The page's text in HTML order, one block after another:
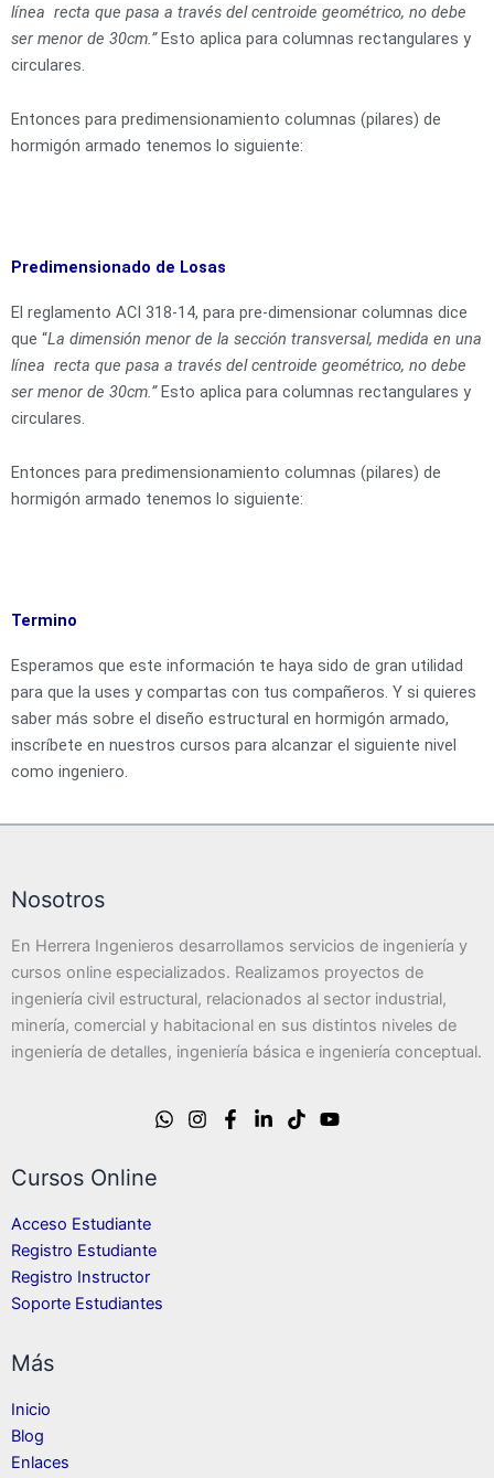
línea recta que pasa a través delcentroide geométrico, no debe
ser menor de 30cm.”Esto aplica para columnas rectangulares y
circulares.
Entonces para predimensionamiento columnas (pilares) de
hormigón armado tenemos lo siguiente:
Predimensionado de Losas
El reglamento ACI 318-14, para pre-dimensionar columnas dice
que “La dimensión menor de la sección transversal, medida en una
línea recta que pasa a través delcentroide geométrico, no debe
ser menor de 30cm.”Esto aplica para columnas rectangulares y
circulares.
Entonces para predimensionamiento columnas (pilares) de
hormigón armado tenemos lo siguiente:
Termino
Esperamos que este información te haya sido de gran utilidad
para que la uses y compartas con tus compañeros. Y si quieres
saber más sobre el diseño estructural en hormigón armado,
inscríbete en nuestros cursos para alcanzar el siguiente nivel
como ingeniero.
Nosotros
En Herrera Ingenieros desarrollamos servicios de ingeniería y
cursos online especializados. Realizamos proyectos de
ingeniería civil estructural, relacionados al sector industrial,
minería, comercial y habitacional en sus distintos niveles de
ingeniería de detalles, ingeniería básica e ingeniería conceptual.
Cursos Online
Acceso Estudiante
Registro Estudiante
Registro Instructor
Soporte Estudiantes
Más
Inicio
Blog
Enlaces